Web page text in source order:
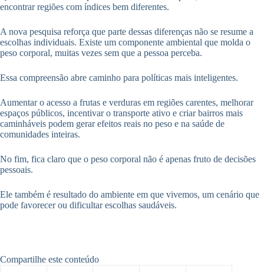
encontrar regiões com índices bem diferentes.
A nova pesquisa reforça que parte dessas diferenças não se resume a
escolhas individuais. Existe um componente ambiental que molda o
peso corporal, muitas vezes sem que a pessoa perceba.
Essa compreensão abre caminho para políticas mais inteligentes.
Aumentar o acesso a frutas e verduras em regiões carentes, melhorar
espaços públicos, incentivar o transporte ativo e criar bairros mais
caminháveis podem gerar efeitos reais no peso e na saúde de
comunidades inteiras.
No fim, fica claro que o peso corporal não é apenas fruto de decisões
pessoais.
Ele também é resultado do ambiente em que vivemos, um cenário que
pode favorecer ou dificultar escolhas saudáveis.
Compartilhe este conteúdo